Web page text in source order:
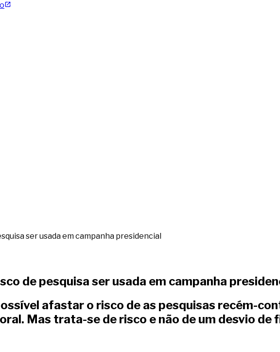
ser usada em campanha presidencial
de pesquisa ser usada em campanha
afastar o risco de as pesquisas recém-
Mas trata-se de risco e não de um desvio de